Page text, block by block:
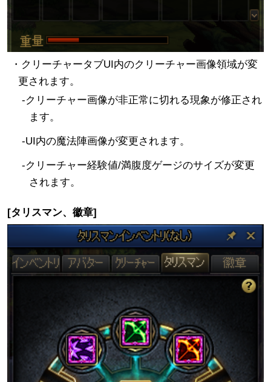
・クリーチャータブUI内のクリーチャー画像領域が変
更されます。
-クリーチャー画像が非正常に切れる現象が修正され
ます。
-UI内の魔法陣画像が変更されます。
-クリーチャー経験値/満腹度ゲージのサイズが変更
されます。
[タリスマン、徽章]